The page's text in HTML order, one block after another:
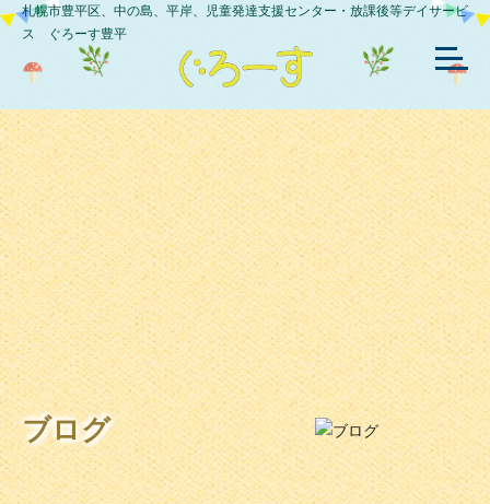
札幌市豊平区、中の島、平岸、児童発達支援センター・放課後等デイサービ
ス ぐろーす豊平
ブログ